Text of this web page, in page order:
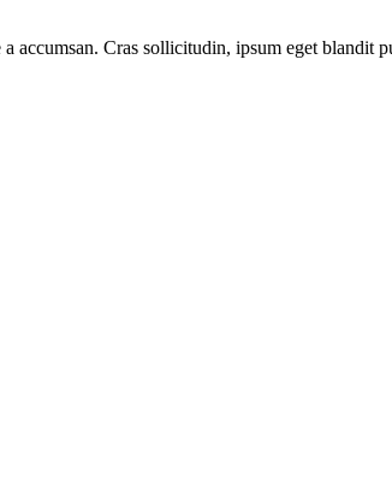
a accumsan. Cras sollicitudin, ipsum eget